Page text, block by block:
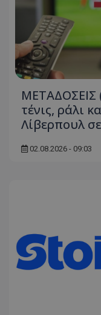
ΜΕΤΑΔΟΣΕΙΣ
τένις, ράλι
Λίβερπουλ
02.08.2026 - 09:03